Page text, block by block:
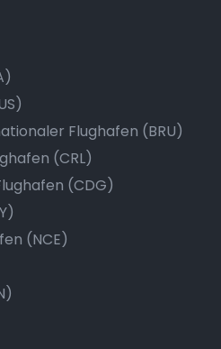
Flughafen (BRU)
(CRL)
(CDG)
(NCE)